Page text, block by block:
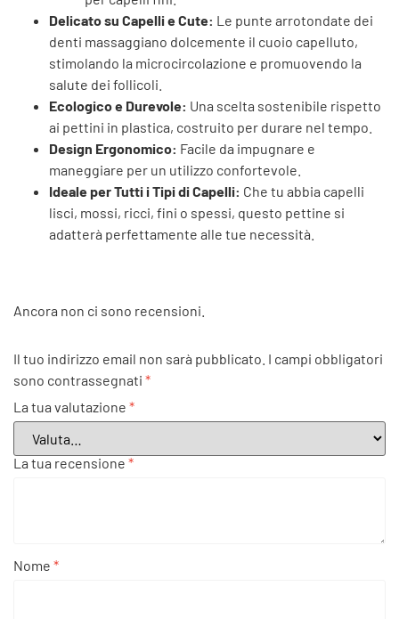
Delicato su Capelli e Cute: Le punte arrotondate dei
denti massaggiano dolcemente il cuoio capelluto,
stimolando la microcircolazione e promuovendo la
salute dei follicoli.
Ecologico e Durevole: Una scelta sostenibile rispetto
ai pettini in plastica, costruito per durare nel tempo.
Design Ergonomico: Facile da impugnare e
maneggiare per un utilizzo confortevole.
Ideale per Tutti i Tipi di Capelli: Che tu abbia capelli
lisci, mossi, ricci, fini o spessi, questo pettine si
adatterà perfettamente alle tue necessità.
Ancora non ci sono recensioni.
Il tuo indirizzo email non sarà pubblicato. I campi obbligatori
sono contrassegnati *
La tua valutazione *
La tua recensione *
Nome *